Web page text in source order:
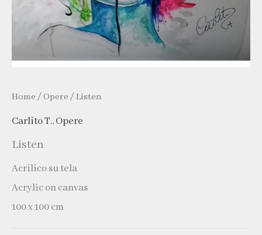
Home / Opere / Listen
Carlito T.,Opere
Listen
Acrilico su tela
Acrylic on canvas
100 x 100 cm